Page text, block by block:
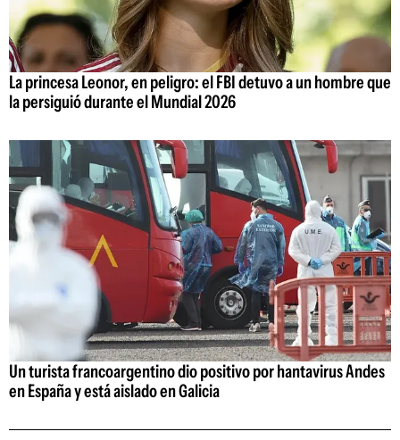
La princesa Leonor, en peligro: el FBI detuvo a un hombre que
la persiguió durante el Mundial 2026
Un turista francoargentino dio positivo por hantavirus Andes
en España y está aislado en Galicia